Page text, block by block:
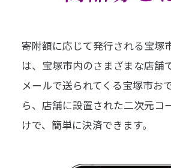
寄附額に応じて発行される宝塚
は、宝塚市内のさまざまな店舗
メールで送られてくる宝塚市お
ら、店舗に設置された二次元コ
けで、簡単に決済できます。